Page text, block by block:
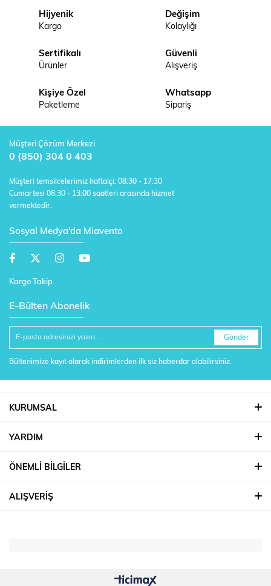
Hijyenik
Kargo
Değişim
Kolaylığı
Sertifikalı
Ürünler
Güvenli
Alışveriş
Kişiye Özel
Paketleme
Whatsapp
Sipariş
Müşteri Çözüm Merkezi
0 (850) 304 0 403
Müşteri temsilcelerimiz haftaiçi: 08:30 - 17:30
Cumartesi 08:30 - 13:00 saatleri arasında hizmet
vermektedir.
Sosyal Medya'da Miavento
Kargo Takip
E-Bülten Abonelik
Gönder
Bültenimize kayıt olarak indirimlerden ilk siz haberdar olabilirsiniz.
KURUMSAL
YARDIM
ÖNEMLİ BİLGİLER
ALIŞVERİŞ